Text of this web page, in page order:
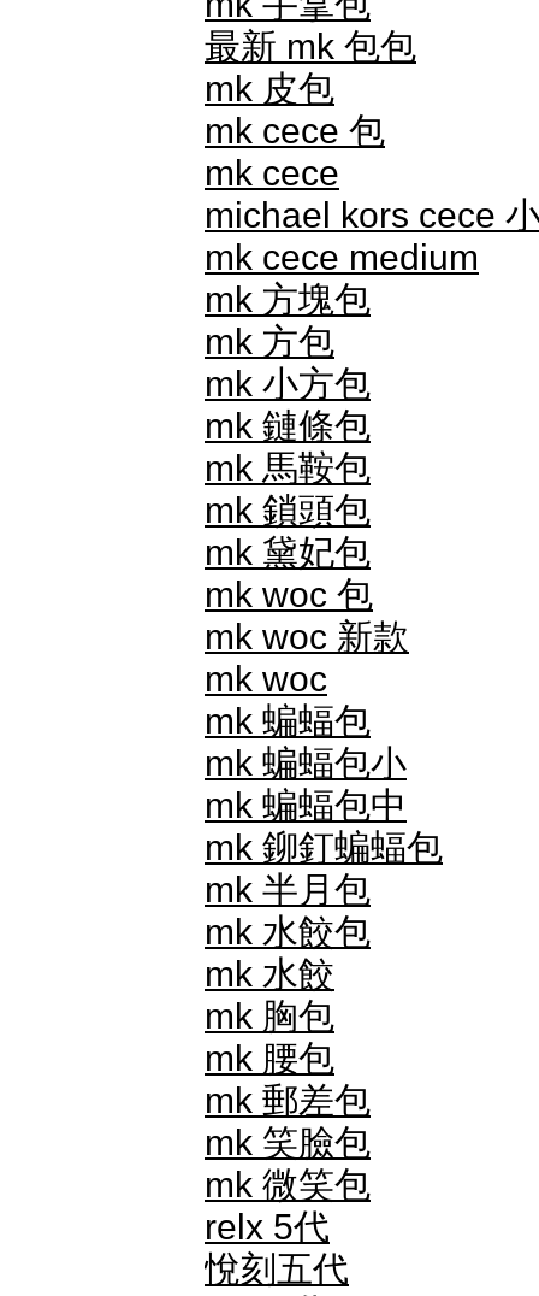
最新 mk 包包
mk 皮包
mk cece 包
mk cece
michael kors cece
mk cece medium
mk 方塊包
mk 方包
mk 小方包
mk 鏈條包
mk 馬鞍包
mk 鎖頭包
mk 黛妃包
mk woc 包
mk woc 新款
mk woc
mk 蝙蝠包
mk 蝙蝠包小
mk 蝙蝠包中
mk 鉚釘蝙蝠包
mk 半月包
mk 水餃包
mk 水餃
mk 胸包
mk 腰包
mk 郵差包
mk 笑臉包
mk 微笑包
relx 5代
悅刻五代